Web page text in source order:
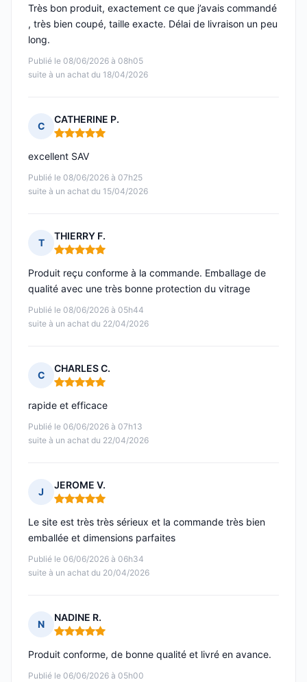
Publié le 08/06/2026 à 08h05
suite à un achat du 18/04/2026
Très bon produit, exactement ce que j’avais commandé
, très bien coupé, taille exacte. Délai de livraison un peu
long.
C
CATHERINE P.
Note : 5 sur 5
Publié le 08/06/2026 à 07h25
suite à un achat du 15/04/2026
excellent SAV
T
THIERRY F.
Note : 5 sur 5
Publié le 08/06/2026 à 05h44
suite à un achat du 22/04/2026
Produit reçu conforme à la commande. Emballage de
qualité avec une très bonne protection du vitrage
C
CHARLES C.
Note : 5 sur 5
Publié le 06/06/2026 à 07h13
suite à un achat du 22/04/2026
rapide et efficace
J
JEROME V.
Note : 5 sur 5
Publié le 06/06/2026 à 06h34
suite à un achat du 20/04/2026
Le site est très très sérieux et la commande très bien
emballée et dimensions parfaites
N
NADINE R.
Note : 5 sur 5
Publié le 06/06/2026 à 05h00
Produit conforme, de bonne qualité et livré en avance.